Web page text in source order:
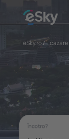
eSky.ro/ cazare